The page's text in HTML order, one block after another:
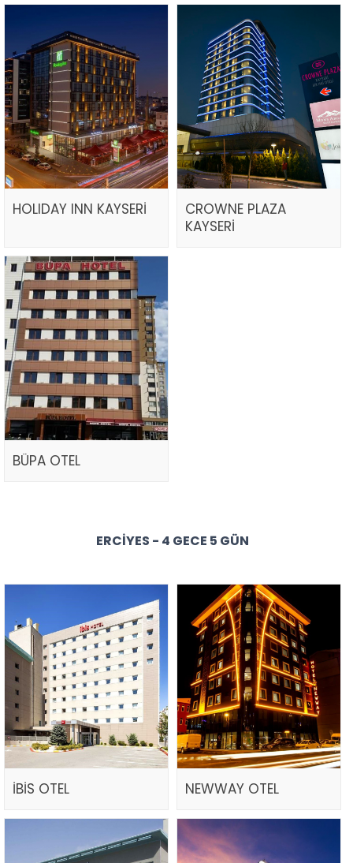
HOLIDAY INN KAYSERİ
CROWNE PLAZA
KAYSERİ
BÜPA OTEL
ERCIYES - 4 GECE 5 GÜN
İBİS OTEL NEWWAY OTEL